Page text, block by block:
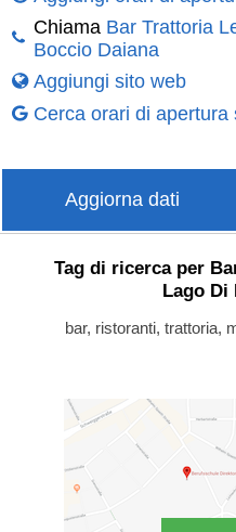
Chiama Bar Trattoria
Boccio Daiana
Aggiungi sito web
Cerca orari di apertura
Aggiorna dati
Tag di ricerca per
Lago Di
bar, ristoranti, trattoria,